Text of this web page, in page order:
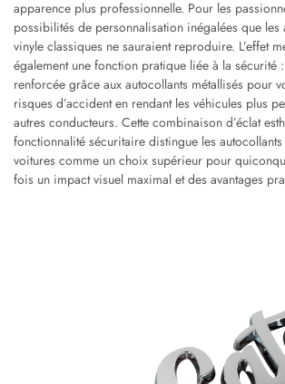
apparence plus professionnelle. Pour les
possibilités de personnalisation inégalées que les
vinyle classiques ne sauraient reproduire. L’effet
également une fonction pratique liée à la sécurité
renforcée grâce aux autocollants métallisés pour
risques d’accident en rendant les véhicules plus
autres conducteurs. Cette combinaison d’éclat
fonctionnalité sécuritaire distingue les
voitures comme un choix supérieur pour
fois un impact visuel maximal et des avantages